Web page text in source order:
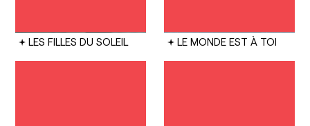
LES FILLES DU SOLEIL LE MONDE EST À TOI